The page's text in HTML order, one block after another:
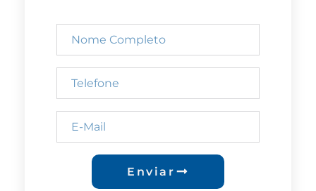
Enviar